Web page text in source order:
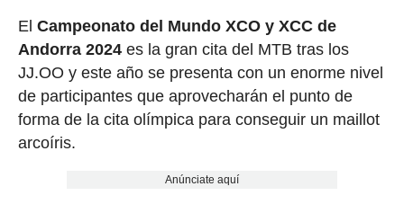
El Campeonato del Mundo XCO y XCC de
Andorra 2024es la gran cita del MTB tras los
JJ.OO y este año se presenta con un enorme nivel
de participantes que aprovecharán el punto de
forma de la cita olímpica para conseguir un maillot
arcoíris.
Anúnciate aquí